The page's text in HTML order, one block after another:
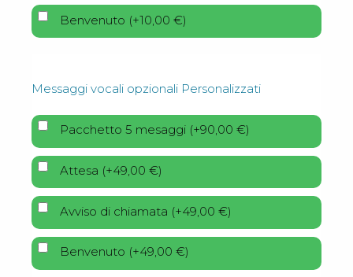
Benvenuto (+10,00 €)
Messaggi vocali opzionali Personalizzati
Pacchetto 5 mesaggi (+90,00 €)
Attesa (+49,00 €)
Avviso di chiamata (+49,00 €)
Benvenuto (+49,00 €)